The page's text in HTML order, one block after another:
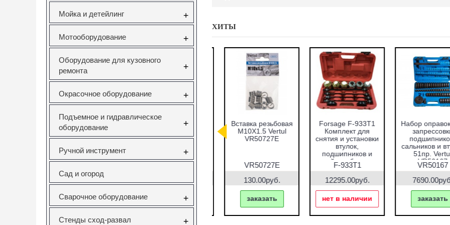
Мойка и детейлинг +
Мотооборудование +
Оборудование для кузовного
ремонта
+
Окрасочное оборудование +
Подъемное и гидравлическое
оборудование
+
Ручной инструмент +
Сад и огород
Сварочное оборудование +
Стенды сход-развал +
ХИТЫ
Вставка резьбовая
M10X1.5 Vertul
VR50727E
130.00руб.
заказать
Forsage F-933T1
снятия и установки
подшипников и
сайлентблоков
нет в наличии
Набор оправок для
запрессовки
подшипников,
VR50167
VR50167
7690.00руб.
заказать
Набор фиксаторов
валов VAG 1.2 TFSI
Vertul VR50661
VR50661
1000.00руб.
заказать
Набор фрез для
восстановления
гнёзд дизельных
форсунок 7пр.
Vertul VR50337
VR50337
2670.00руб.
заказать